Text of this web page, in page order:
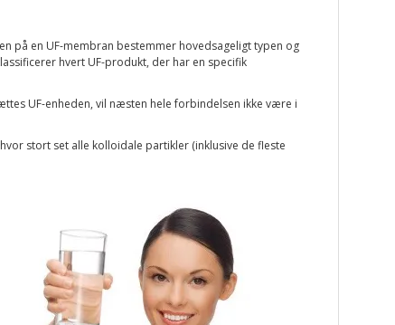
på en UF-membran bestemmer hovedsageligt typen og
hvert UF-produkt, der har en specifik
UF-enheden, vil næsten hele forbindelsen ikke være i
stort set alle kolloidale partikler (inklusive de fleste